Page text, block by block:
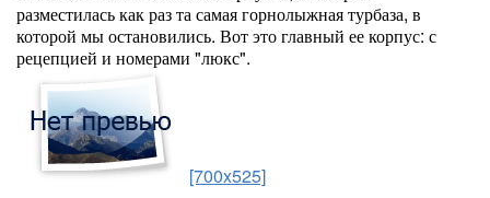
разместилась как раз та самая горнолыжная турбаза, в
которой мы остановились. Вот это главный ее корпус: с
рецепцией и номерами "люкс".
[700x525]